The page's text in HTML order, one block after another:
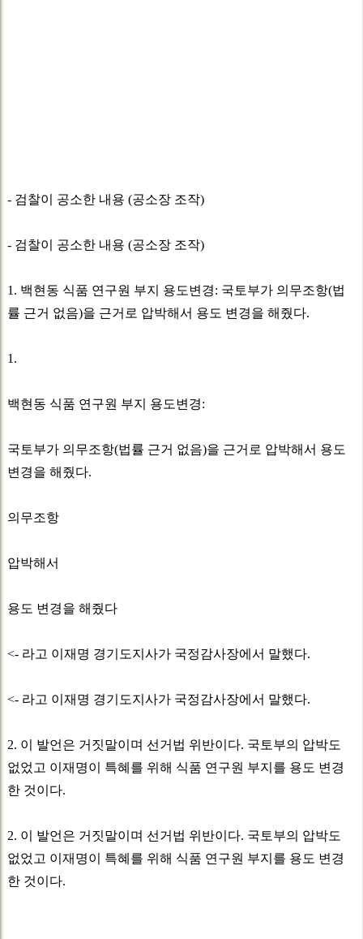
- 검찰이 공소한 내용 (공소장 조작)
- 검찰이 공소한 내용 (공소장 조작)
1. 백현동 식품 연구원 부지 용도변경: 국토부가 의무조항(법
률 근거 없음)을 근거로 압박해서 용도 변경을 해줬다.
1.
백현동 식품 연구원 부지 용도변경:
국토부가 의무조항(법률 근거 없음)을 근거로 압박해서 용도
변경을 해줬다.
의무조항
압박해서
용도 변경을 해줬다
<- 라고 이재명 경기도지사가 국정감사장에서 말했다.
<- 라고 이재명 경기도지사가 국정감사장에서 말했다.
2. 이 발언은 거짓말이며 선거법 위반이다. 국토부의 압박도
없었고 이재명이 특혜를 위해 식품 연구원 부지를 용도 변경
한 것이다.
2. 이 발언은 거짓말이며 선거법 위반이다. 국토부의 압박도
없었고 이재명이 특혜를 위해 식품 연구원 부지를 용도 변경
한 것이다.